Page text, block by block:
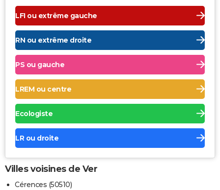
LFI ou extrême gauche
RN ou extrême droite
PS ou gauche
LREM ou centre
Ecologiste
LR ou droite
Villes voisines de Ver
Cérences (50510)